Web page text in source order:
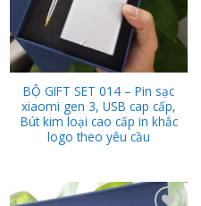
BỘ GIFT SET 014 – Pin sạc
xiaomi gen 3, USB cap cấp,
Bút kim loại cao cấp in khắc
logo theo yêu cầu